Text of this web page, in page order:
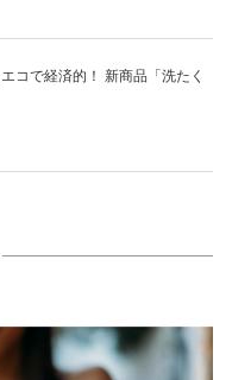
コで経済的！ 新商品「洗たく